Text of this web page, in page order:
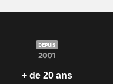
+ de 20 ans